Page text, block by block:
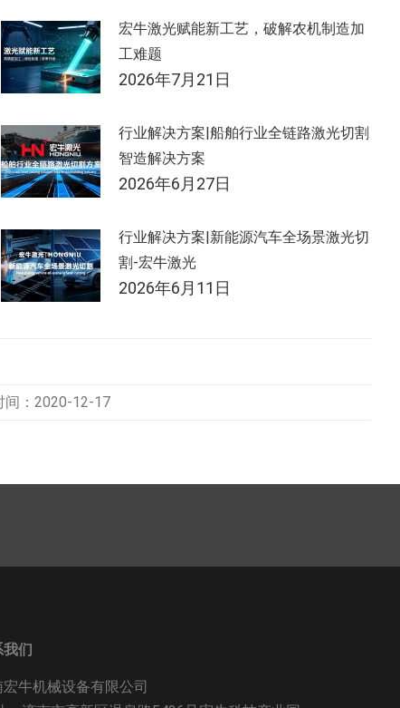
宏牛激光赋能新工艺，破解农机制造加
工难题
2026年7月21日
行业解决方案|船舶行业全链路激光切割
智造解决方案
2026年6月27日
行业解决方案|新能源汽车全场景激光切
割-宏牛激光
2026年6月11日
间：2020-12-17
们
宏牛机械设备有限公司